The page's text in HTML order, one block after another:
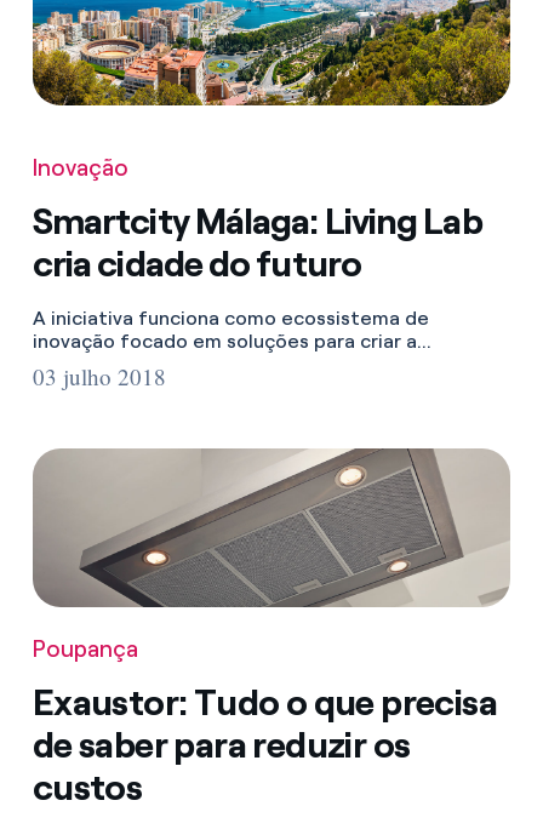
Inovação
Smartcity Málaga: Living Lab
cria cidade do futuro
A iniciativa funciona como ecossistema de
inovação focado em soluções para criar a...
03 julho 2018
Poupança
Exaustor: Tudo o que precisa
de saber para reduzir os
custos